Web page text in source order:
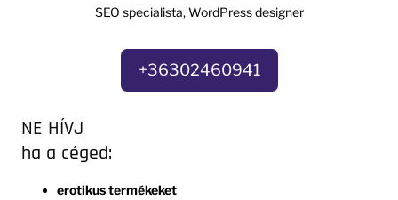
SEO specialista, WordPress designer
+36302460941
NE HÍVJ
ha a céged:
erotikus termékeket